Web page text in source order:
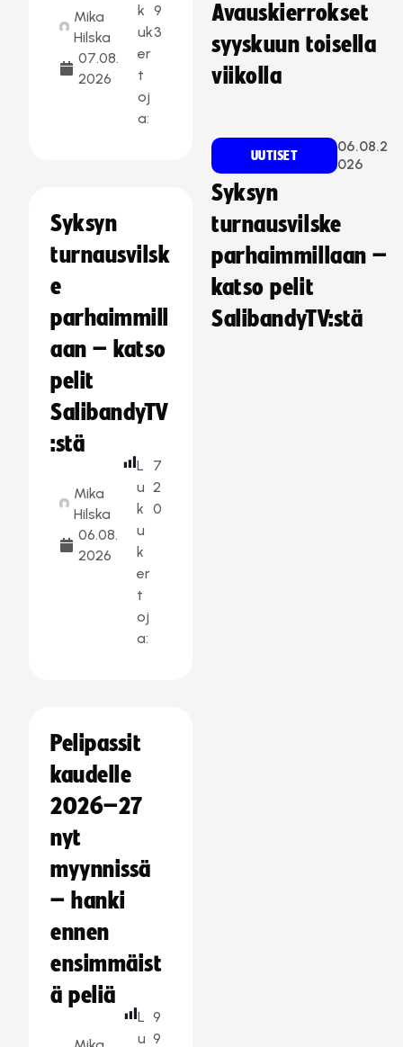
Mika
Hilska
07.08.
2026
k
uk
er
t
oj
a:
9
3
Syksyn
turnausvilsk
e
parhaimmill
aan – katso
pelit
SalibandyTV
:stä
Mika
Hilska
06.08.
2026
L
u
k
u
k
er
t
oj
a:
7
2
0
Pelipassit
kaudelle
2026–27
nyt
myynnissä
– hanki
ennen
ensimmäist
ä peliä
L
u
9
9
Avauskierrokset
syyskuun toisella
viikolla
UUTISET
06.08.2
026
Syksyn
turnausvilske
parhaimmillaan –
katso pelit
SalibandyTV:stä